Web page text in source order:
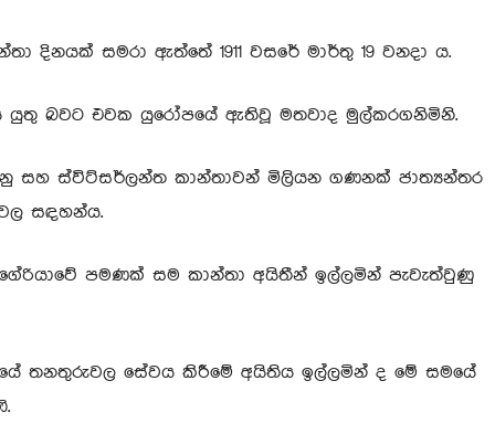
දිනයක් සමරා ඇත්තේ 1911 වසරේ මාර්තු 19 වනදා ය.
යුතු බවට එවක යුරෝපයේ ඇතිවූ මතවාද මුල්කරගනිමිනි.
සහ ස්විට්සර්ලන්ත කාන්තාවන් මිලියන ගණනක් ජාත්‍යන්තර
සඳහන්ය.
පමණක් සම කාන්තා අයිතීන් ඉල්ලමින් පැවැත්වුණු
තනතුරුවල සේවය කිරීමේ අයිතිය ඉල්ලමින් ද මේ සමයේ